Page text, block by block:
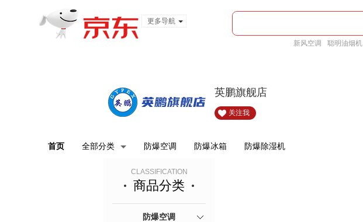
更多导航
新风空调 聪明油烟机
英鹏旗舰店
关注我
首页 全部分类 防爆空调 防爆冰箱 防爆除湿机
CLASSIFICATION
商品分类
防爆空调